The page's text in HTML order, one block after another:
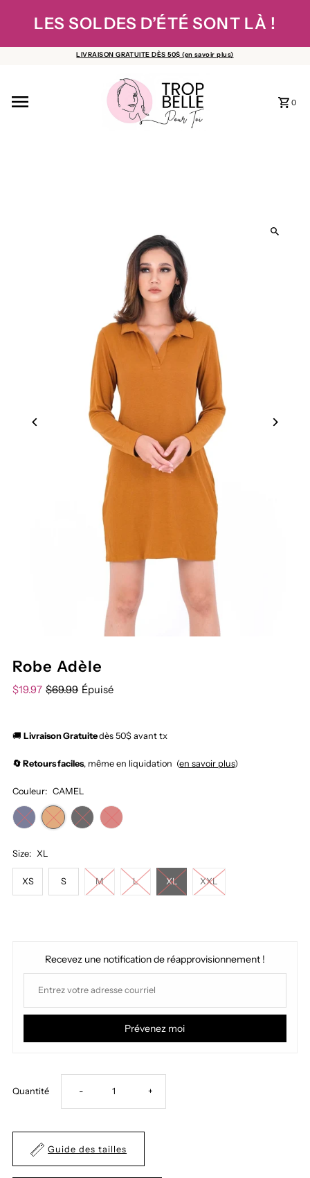
Ignorer et passer au contenu
LES SOLDES D’ÉTÉ SONT LÀ !
LIVRAISON GRATUITE DÈS 50$ (en savoir plus)
0
Robe Adèle
$19.97 $69.99 Épuisé
🚚Livraison Gratuitedès 50$ avant tx
🔄 Retours faciles, même en liquidation (en savoir plus)
Couleur: CAMEL
Size: XL
XS S M L XL XXL
Recevez une notification de réapprovisionnement !
Prévenez moi
Quantité Réduire
quantité
- Augmenter
+
Guide des tailles